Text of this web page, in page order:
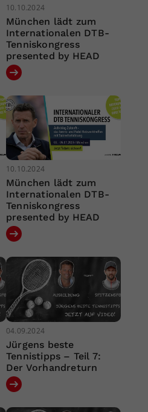
10.10.2024
München lädt zum
Internationalen DTB-
Tenniskongress
presented by HEAD
10.10.2024
München lädt zum
Internationalen DTB-
Tenniskongress
presented by HEAD
04.09.2024
Jürgens beste
Tennistipps – Teil 7:
Der Vorhandreturn